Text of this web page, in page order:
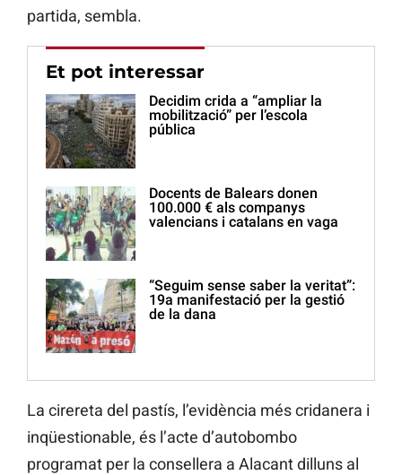
partida, sembla.
Et pot interessar
Decidim crida a “ampliar la
mobilització” per l’escola
pública
Docents de Balears donen
100.000 € als companys
valencians i catalans en vaga
“Seguim sense saber la veritat”:
19a manifestació per la gestió
de la dana
La cirereta del pastís, l’evidència més cridanera i
inqüestionable, és l’acte d’autobombo
programat per la consellera a Alacant dilluns al